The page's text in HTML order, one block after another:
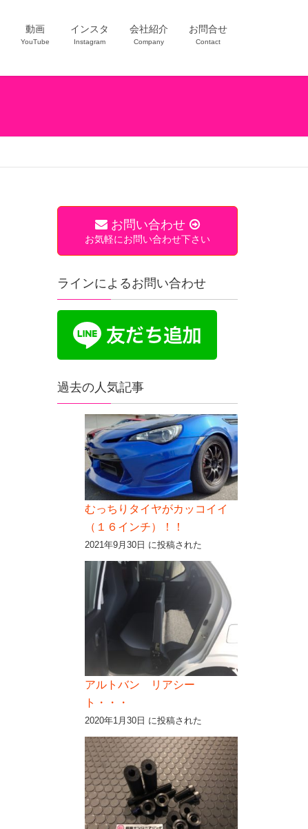
動画
YouTube
インスタ
Instagram
会社紹介
Company
お問合せ
Contact
お問い合わせ
お気軽にお問い合わせ下さい
ラインによるお問い合わせ
過去の人気記事
むっちりタイヤがカッコイイ
（１６インチ）！！
2021年9月30日 に投稿された
アルトバン リアシー
ト・・・
2020年1月30日 に投稿された